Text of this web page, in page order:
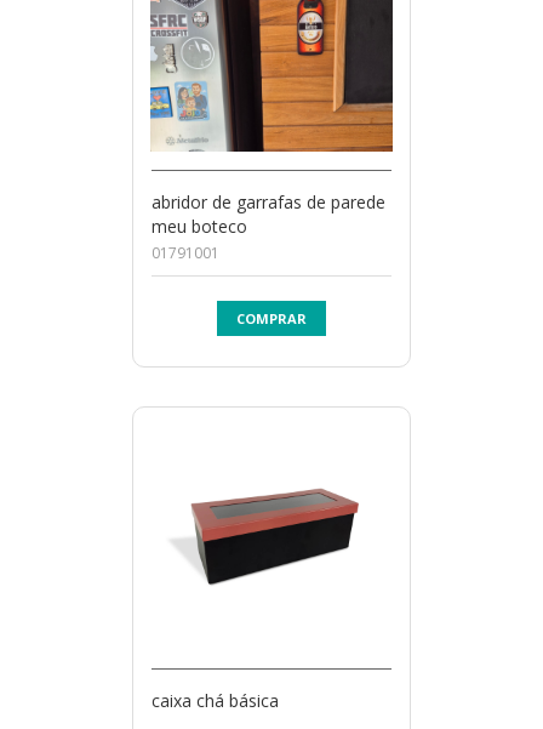
abridor de garrafas de parede
meu boteco
01791001
COMPRAR
caixa chá básica